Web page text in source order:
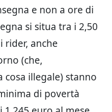
e non a ore di
si situa tra i 2,50
rider, anche
(che,
cosa illegale) stanno
di povertà